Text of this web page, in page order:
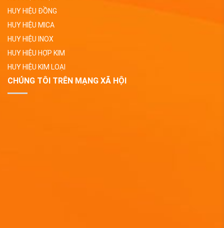
HUY HIỆU ĐỒNG
HUY HIỆU MICA
HUY HIỆU INOX
HUY HIỆU HỢP KIM
HUY HIỆU KIM LOẠI
CHÚNG TÔI TRÊN MẠNG XÃ HỘI